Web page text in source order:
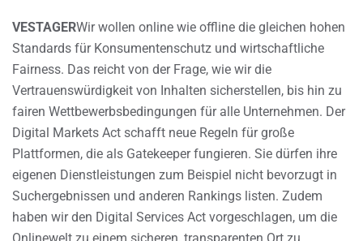
VESTAGERWir wollen online wie offline die gleichen hohen
Standards für Konsumentenschutz und wirtschaftliche
Fairness. Das reicht von der Frage, wie wir die
Vertrauenswürdigkeit von Inhalten sicherstellen, bis hin zu
fairen Wettbewerbsbedingungen für alle Unternehmen. Der
Digital Markets Act schafft neue Regeln für große
Plattformen, die als Gatekeeper fungieren. Sie dürfen ihre
eigenen Dienstleistungen zum Beispiel nicht bevorzugt in
Suchergebnissen und anderen Rankings listen. Zudem
haben wir den Digital Services Act vorgeschlagen, um die